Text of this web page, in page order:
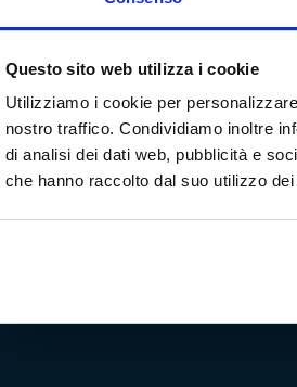
Questo sito web utilizza i cookie
Utilizziamo i cookie per
nostro traffico. Condividiamo inoltre
di analisi dei dati web, pubblicità e
che hanno raccolto dal suo utilizzo